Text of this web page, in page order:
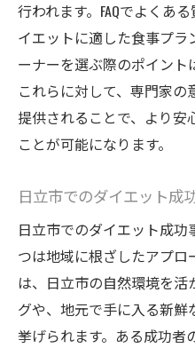
行われます。FAQでよくあ
イエットに適した食事プ
ーナーを選ぶ際のポイント
これらに対して、専門家
提供されることで、より
ことが可能になります。
日立市でのダイエット成
日立市でのダイエット成
つは地域に根ざしたアプロ
は、日立市の自然環境を
グや、地元で手に入る新
挙げられます。ある成功者